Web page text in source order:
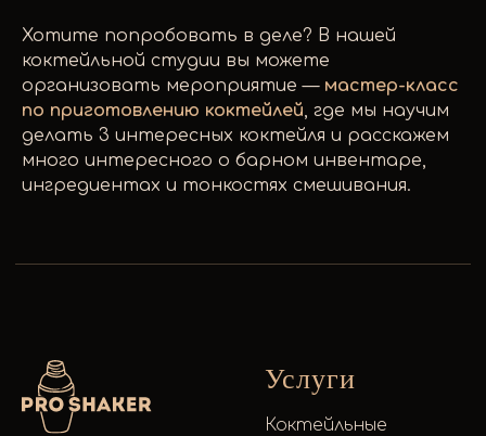
Хотите попробовать в деле? В нашей
коктейльной студии вы можете
организовать мероприятие — мастер-класс
по приготовлению коктейлей , где мы научим
делать 3 интересных коктейля и расскажем
много интересного о барном инвентаре,
ингредиентах и тонкостях смешивания.
Услуги
Коктейльные